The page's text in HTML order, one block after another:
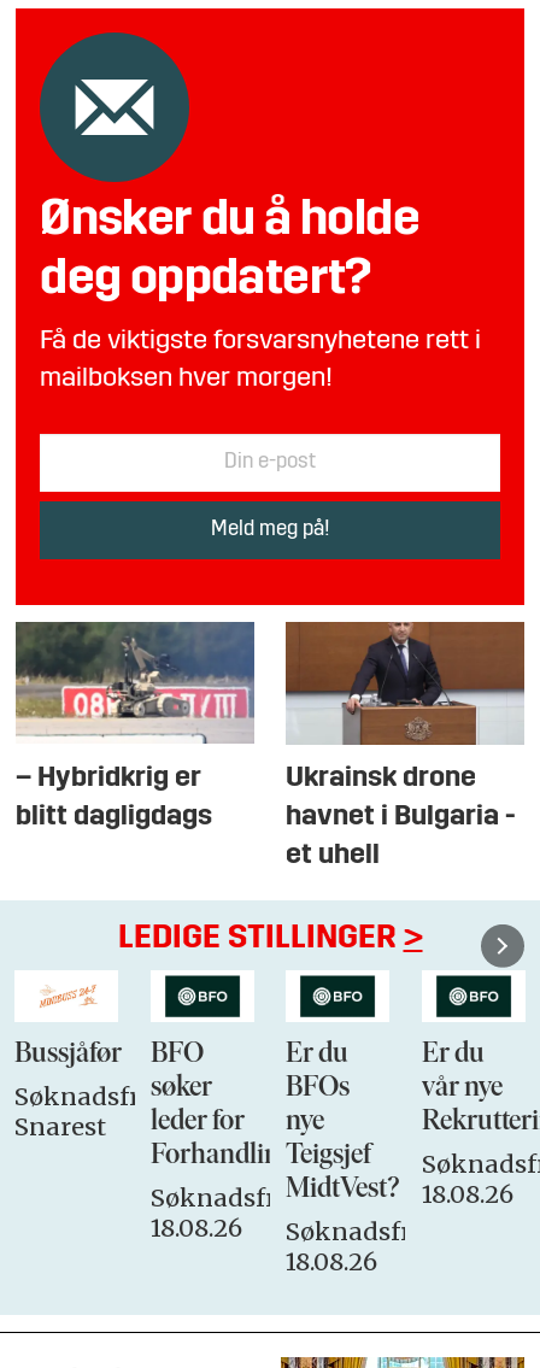
Ønsker du å holde
deg oppdatert?
Få de viktigste forsvarsnyhetene rett i
mailboksen hver morgen!
– Hybridkrig er
blitt dagligdags
Ukrainsk drone
havnet i Bulgaria -
et uhell
LEDIGE STILLINGER >
Bussjåfør
Søknadsfrist:
Snarest
BFO
søker
leder for
Forhandlingsutvalget
Søknadsfrist:
18.08.26
Er du
BFOs
nye
Teigsjef
MidtVest?
Søknadsfrist:
18.08.26
Er du
vår nye
18.08.26